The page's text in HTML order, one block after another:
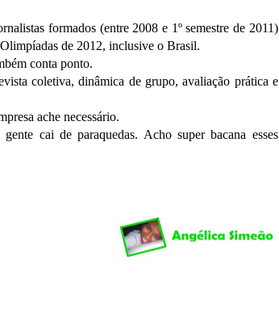
formados (entre 2008 e 1º semestre de 2011)
de 2012, inclusive o Brasil.
conta ponto.
coletiva, dinâmica de grupo, avaliação prática e
ache necessário.
cai de paraquedas. Acho super bacana esses